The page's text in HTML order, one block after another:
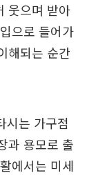
웃으며 받아
으로 들어가
해되는 순간
시는 가구점
과 용모로 출
에서는 미세